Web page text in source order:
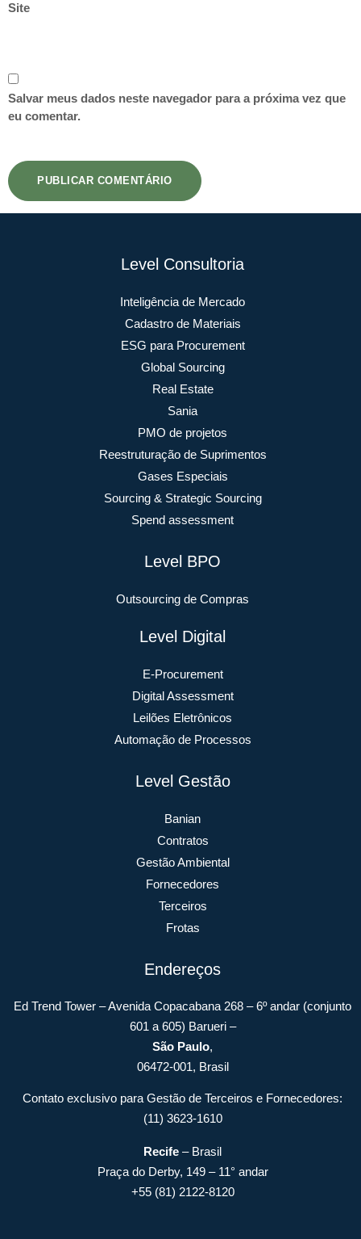
Site
Salvar meus dados neste navegador para a próxima vez que
eu comentar.
Level Consultoria
Inteligência de Mercado
Cadastro de Materiais
ESG para Procurement
Global Sourcing
Real Estate
Sania
PMO de projetos
Reestruturação de Suprimentos
Gases Especiais
Sourcing & Strategic Sourcing
Spend assessment
Level BPO
Outsourcing de Compras
Level Digital
E-Procurement
Digital Assessment
Leilões Eletrônicos
Automação de Processos
Level Gestão
Banian
Contratos
Gestão Ambiental
Fornecedores
Terceiros
Frotas
Endereços
Ed Trend Tower – Avenida Copacabana 268 – 6º andar (conjunto
601 a 605) Barueri –
São Paulo,
06472-001, Brasil
Contato exclusivo para Gestão de Terceiros e Fornecedores:
(11) 3623-1610
Recife – Brasil
Praça do Derby, 149 – 11° andar
+55 (81) 2122-8120